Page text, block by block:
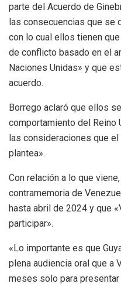
parte del Acuerdo de
las consecuencias que se
con lo cual ellos tienen
de conflicto basado en el
Naciones Unidas» y que
acuerdo.
Borrego aclaró que ellos
comportamiento del Reino
las consideraciones que
plantea».
Con relación a lo que
contramemoria de
hasta abril de 2024 y que
participar».
«Lo importante es que
plena audiencia oral que a
meses solo para